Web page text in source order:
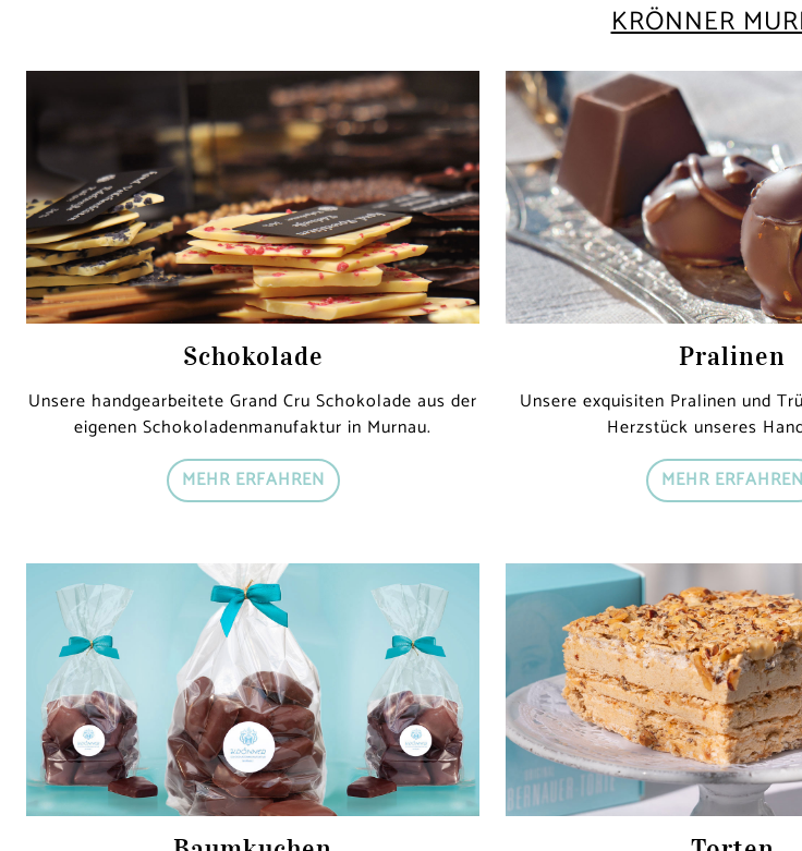
KRÖNNER
Schokolade
Unsere handgearbeitete Grand Cru Schokolade aus der
eigenen Schokoladenmanufaktur in Murnau.
MEHR ERFAHREN
Pralinen
Unsere exquisiten Pralinen und
Herzstück unseres
MEHR ERFAHREN